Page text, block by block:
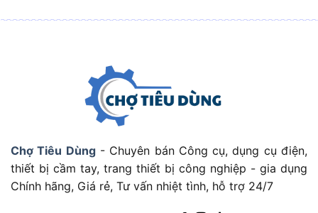
Bên cạnh công dụng, Hộp cưa Total THT59126
được đánh giá cao nhờ chất liệu bền bỉ và thiết kế
thông minh. Cụ thể, dưới đây là các đặc điểm và
Tính năng ưu việt của sản phẩm
Lưỡi cưa thép 355mm sắc bén: Với 11 TPI, lưỡi
Chợ Tiêu Dùng- Chuyên bán Công cụ, dụng cụ điện,
thiết bị cầm tay, trang thiết bị công nghiệp - gia dụng
Chính hãng, Giá rẻ, Tư vấn nhiệt tình, hỗ trợ 24/7